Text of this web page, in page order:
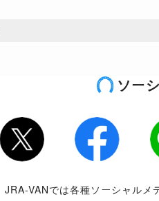
ソー
Twitter Facebook
JRA-VANでは各種ソーシャルメ